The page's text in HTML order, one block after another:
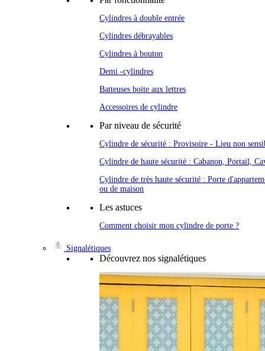
Cylindres à double entrée
Cylindres débrayables
Cylindres à bouton
Demi -cylindres
Batteuses boite aux lettres
Accessoires de cylindre
Par niveau de sécurité
Cylindre de sécurité : Provisoire - Lieu non
Cylindre de haute sécurité : Cabanon, Portail,
Cylindre de très haute sécurité : Porte
ou de maison
Les astuces
Comment choisir mon cylindre de porte ?
Signalétiques
Découvrez nos signalétiques